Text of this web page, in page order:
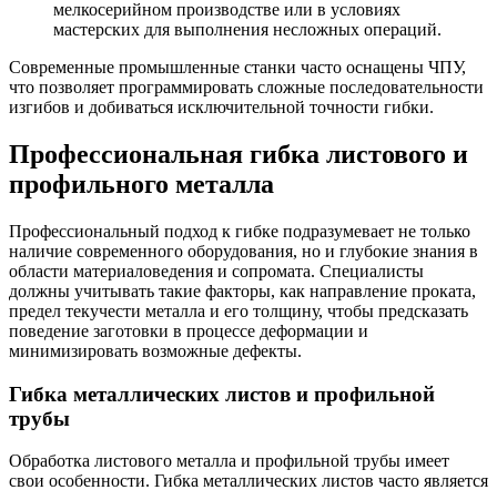
мелкосерийном производстве или в условиях
мастерских для выполнения несложных операций.
Современные промышленные станки часто оснащены ЧПУ,
что позволяет программировать сложные последовательности
изгибов и добиваться исключительной точности гибки.
Профессиональная гибка листового и
профильного металла
Профессиональный подход к гибке подразумевает не только
наличие современного оборудования, но и глубокие знания в
области материаловедения и сопромата. Специалисты
должны учитывать такие факторы, как направление проката,
предел текучести металла и его толщину, чтобы предсказать
поведение заготовки в процессе деформации и
минимизировать возможные дефекты.
Гибка металлических листов и профильной
трубы
Обработка листового металла и профильной трубы имеет
свои особенности. Гибка металлических листов часто является